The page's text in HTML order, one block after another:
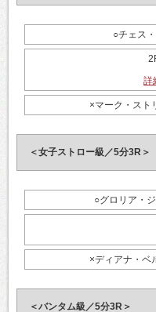
○チェス
詳
×マーク・スト
＜女子ストロー級／5分3R＞
○グロリア・
×ディアナ・ベ
＜バンタム級／5分3R＞